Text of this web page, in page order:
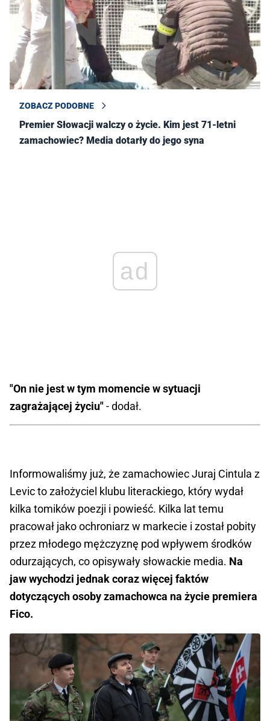
ZOBACZ PODOBNE
Premier Słowacji walczy o życie. Kim jest 71-letni
zamachowiec? Media dotarły do jego syna
ad
"On nie jest w tym momencie w sytuacji
zagrażającej życiu"- dodał.
Informowaliśmy już, że zamachowiec Juraj Cintula z
Levic to założyciel klubu literackiego, który wydał
kilka tomików poezji i powieść. Kilka lat temu
pracował jako ochroniarz w markecie i został pobity
przez młodego mężczyznę pod wpływem środków
odurzających, co opisywały słowackie media. Na
jaw wychodzi jednak coraz więcej faktów
dotyczących osoby zamachowca na życie premiera
Fico.